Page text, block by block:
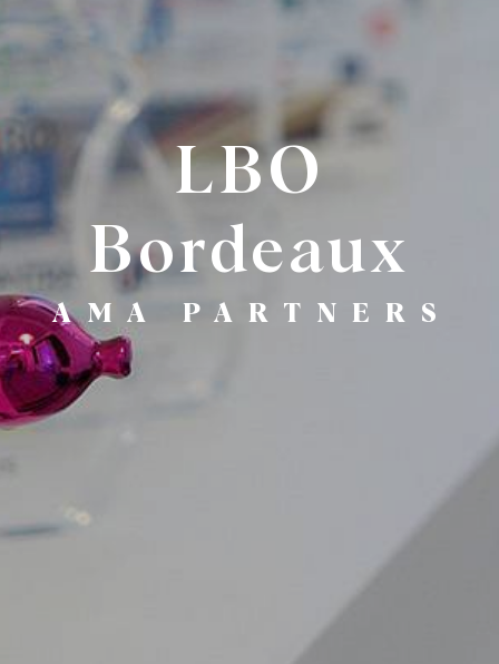
LBO
Bordeaux
AMA PARTNERS